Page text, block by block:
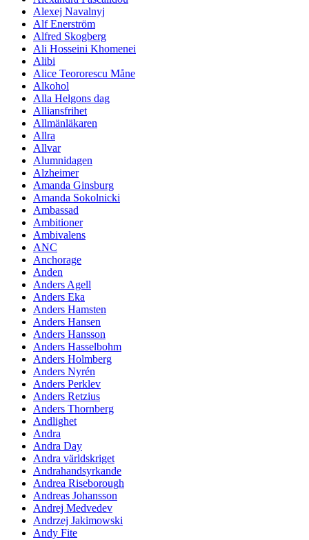
Alexej Navalnyj
Alf Enerström
Alfred Skogberg
Ali Hosseini Khomenei
Alibi
Alice Teororescu Måne
Alkohol
Alla Helgons dag
Alliansfrihet
Allmänläkaren
Allra
Allvar
Alumnidagen
Alzheimer
Amanda Ginsburg
Amanda Sokolnicki
Ambassad
Ambitioner
Ambivalens
ANC
Anchorage
Anden
Anders Agell
Anders Eka
Anders Hamsten
Anders Hansen
Anders Hansson
Anders Hasselbohm
Anders Holmberg
Anders Nyrén
Anders Perklev
Anders Retzius
Anders Thornberg
Andlighet
Andra
Andra Day
Andra världskriget
Andrahandsyrkande
Andrea Riseborough
Andreas Johansson
Andrej Medvedev
Andrzej Jakimowski
Andy Fite